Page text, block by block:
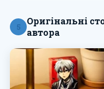
5
Оригінальні
автора